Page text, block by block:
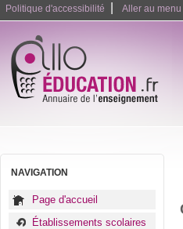
Politique d'accessibilité Aller au menu
NAVIGATION
Page d'accueil
Établissements scolaires